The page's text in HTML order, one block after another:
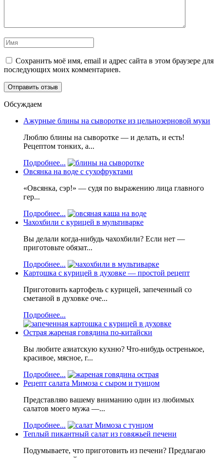
Сохранить моё имя, email и адрес сайта в этом браузере для
последующих моих комментариев.
Обсуждаем
Ажурные блины на сыворотке из цельнозерновой муки
Люблю блины на сыворотке — и делать, и есть!
Рецептом тонких, а...
Подробнее...
Овсянка на воде с сухофруктами
«Овсянка, сэр!» — судя по выражению лица главного
гер...
Подробнее...
Чахохбили с курицей в мультиварке
Вы делали когда-нибудь чахохбили? Если нет —
приготовьте обязат...
Подробнее...
Картошка с курицей в духовке — простой рецепт
Приготовить картофель с курицей, запеченный со
сметаной в духовке оче...
Подробнее...
Острая жареная говядина по-китайски
Вы любите азиатскую кухню? Что-нибудь остренькое,
красивое, мясное, г...
Подробнее...
Рецепт салата Мимоза с сыром и тунцом
Представляю вашему вниманию один из любимых
салатов моего мужа —...
Подробнее...
Теплый пикантный салат из говяжьей печени
Подумываете, что приготовить из печени? Предлагаю